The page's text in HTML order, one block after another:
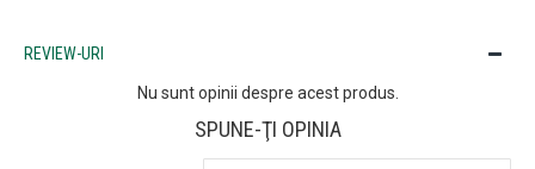
REVIEW-URI
Nu sunt opinii despre acest produs.
SPUNE-ŢI OPINIA